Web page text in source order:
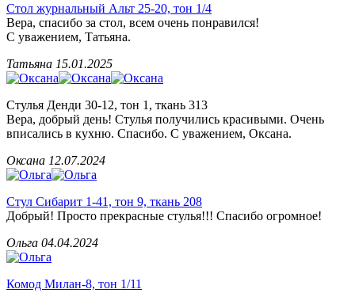
Стол журнальный Альт 25-20, тон 1/4
Вера, спасибо за стол, всем очень понравился!
С уважением, Татьяна.
Татьяна 15.01.2025
Стулья Денди 30-12, тон 1, ткань 313
Вера, добрый день! Стулья получились красивыми. Очень
вписались в кухню. Спасибо. С уважением, Оксана.
Оксана 12.07.2024
Стул Сибарит 1-41, тон 9, ткань 208
Добрый! Просто прекрасные стулья!!! Спасибо огромное!
Ольга 04.04.2024
Комод Милан-8, тон 1/11